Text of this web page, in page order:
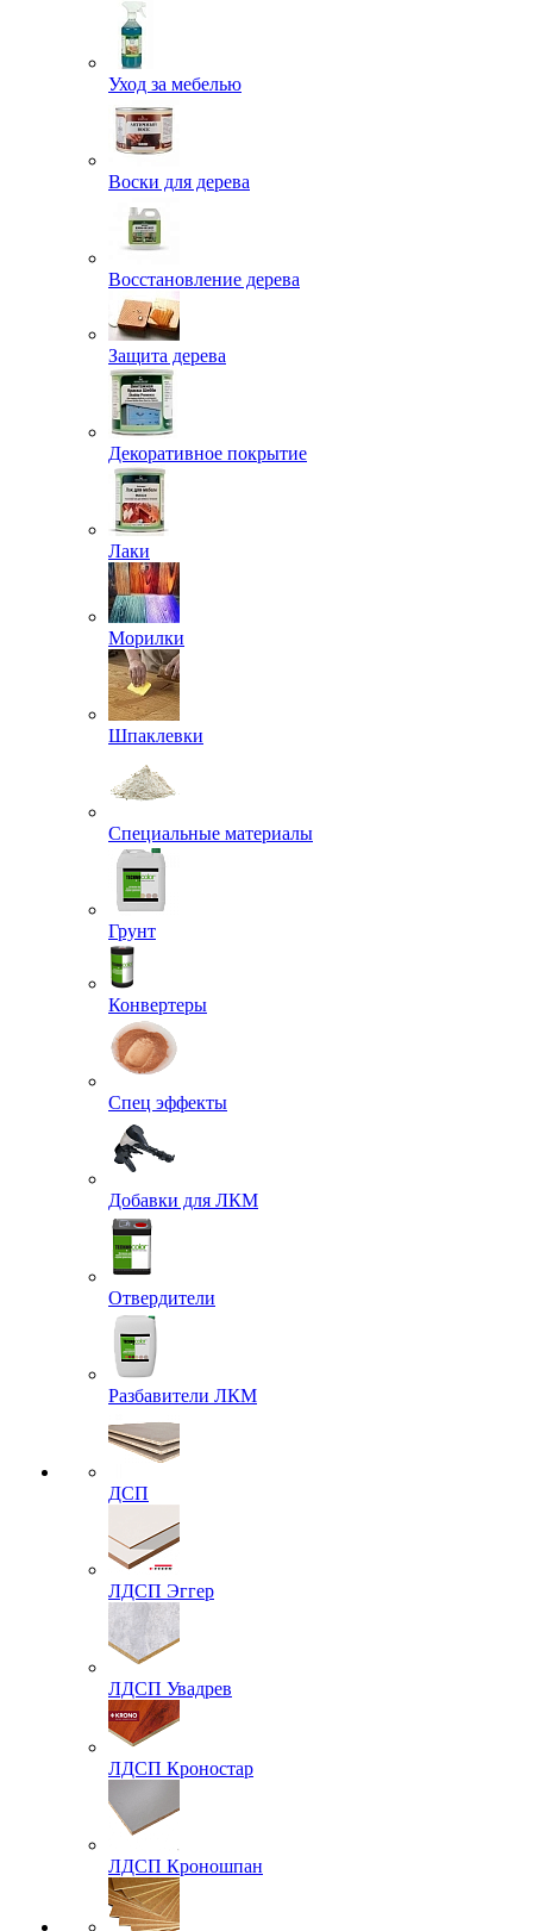
Уход за мебелью
Воски для дерева
Восстановление дерева
Защита дерева
Декоративное покрытие
Лаки
Морилки
Шпаклевки
Специальные материалы
Грунт
Конвертеры
Спец эффекты
Добавки для ЛКМ
Отвердители
Разбавители ЛКМ
ДСП
ЛДСП Эггер
ЛДСП Увадрев
ЛДСП Кроностар
ЛДСП Кроношпан